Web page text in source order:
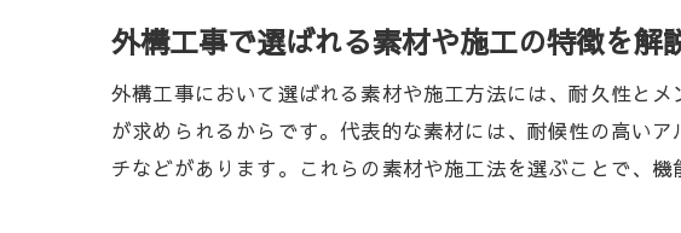
外構工事で選ばれる素材や施工の特徴を解
外構工事において選ばれる素材や施工方法には、耐久性と
が求められるからです。代表的な素材には、耐候性の高い
チなどがあります。これらの素材や施工法を選ぶことで、